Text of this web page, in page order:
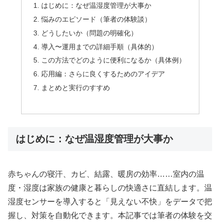
はじめに：なぜ温湿度管理が大事か
悩みのエピソード（筆者の体験談）
どうしたいか（問題の明確化）
導入〜運用までの詳細手順（具体的）
この方法でどのように便利になるか（具体例）
応用編：さらに良くするためのアイデア
まとめと実行のすすめ
はじめに：なぜ温湿度管理が大事か
赤ちゃんの寝汗、カビ、結露、暖房の効率……室内の温
度・湿度は家族の健康と暮らしの快適さに直結します。温
湿度センサーを導入すると「見えない不快」をデータで把
握し、対策を自動化できます。本記事では筆者の体験を交